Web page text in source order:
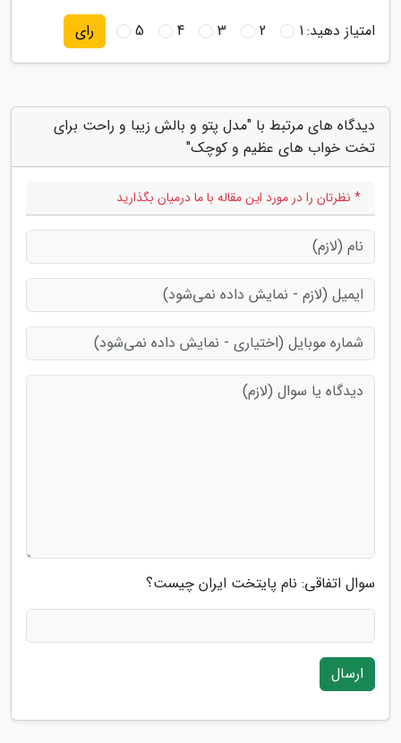
امتیاز دهید:1
2
3
4
5 رای
دیدگاه های مرتبط با "مدل پتو و بالش زیبا و راحت برای
تخت خواب های عظیم و کوچک"
* نظرتان را در مورد این مقاله با ما درمیان بگذارید
سوال اتفاقی: نام پایتخت ایران چیست؟
ارسال